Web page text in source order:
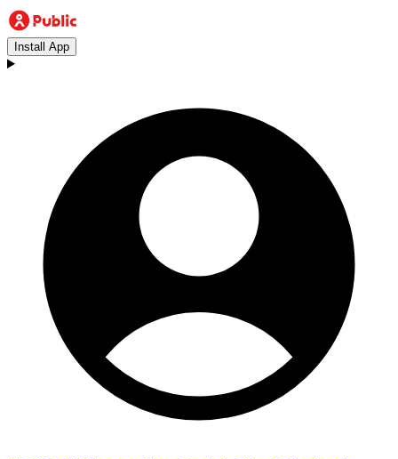
Install App